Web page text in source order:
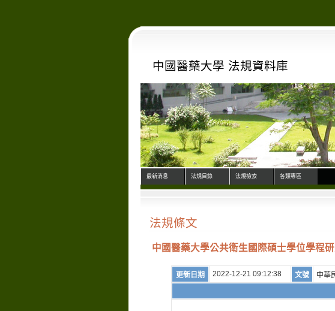
中國醫藥大學 法規資料庫
最新消息 法規目錄 法規檢索 各類專區
法規條文
中國醫藥大學公共衛生國際碩士學位學程
更新日期 2022-12-21 09:12:38 文號 中華